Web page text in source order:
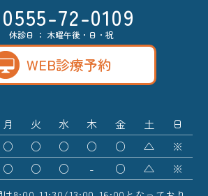
0555-72-0109
休診日 ： 木曜午後・日・祝
WEB診療予約
月 火 水 木 金 土
日
○ ○ ○ ○ ○ △
※
○ ○ ○ - ○ △ ※